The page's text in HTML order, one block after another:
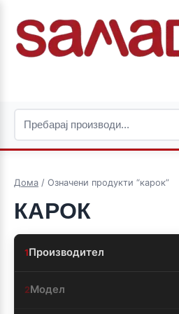
Дома / Означени продукти “карок”
КАРОК
1Производител
2Модел